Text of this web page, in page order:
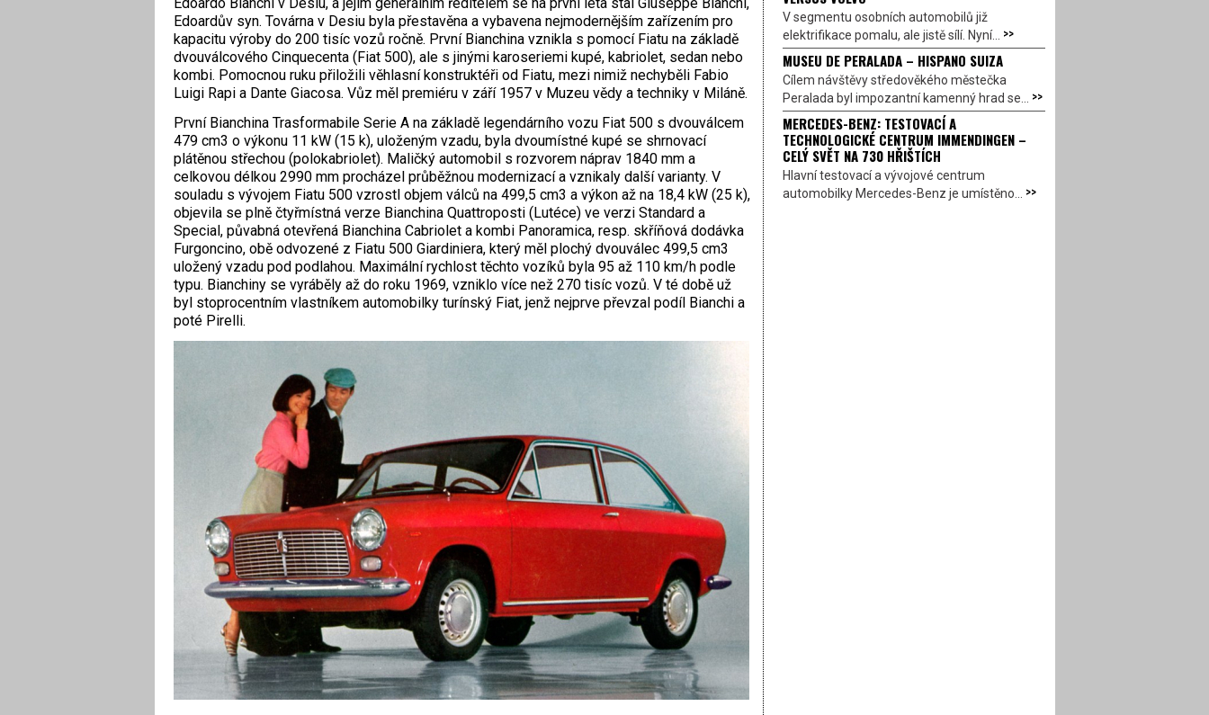
Edoardův syn. Továrna v Desiu byla přestavěna a vybavena nejmodernějším zařízením pro
kapacitu výroby do 200 tisíc vozů ročně. První Bianchina vznikla s pomocí Fia­tu na základě
dvouválcového Cinquecenta (Fiat 500), ale s jinými karoseriemi kupé, kabriolet, sedan nebo
kombi. Pomocnou ruku přiložili věhlasní konstruktéři od Fiatu, mezi nimiž nechyběli Fabio
Luigi Rapi a Dante Giacosa. Vůz měl premiéru v září 1957 v Muzeu vědy a techniky v Miláně.
První Bianchina Trasformabile Serie A na základě legendárního vozu Fiat 500 s dvouválcem
479 cm3 o výkonu 11 kW (15 k), uloženým vzadu, byla dvoumístné kupé se shrnovací
plátěnou střechou (polokabriolet). Maličký automobil s rozvorem náprav 1840 mm a
celkovou délkou 2990 mm procházel průběžnou modernizací a vznikaly další varianty. V
souladu s vývojem Fiatu 500 vzrostl objem válců na 499,5 cm3 a výkon až na 18,4 kW (25 k),
objevila se plně čtyřmístná verze Bianchina Quattroposti (Lutéce) ve verzi Standard a
Special, půvabná otevřená Bianchina Cabriolet a kombi Panoramica, resp. skříňová dodávka
Furgoncino, obě odvozené z Fiatu 500 Giardiniera, který měl plochý dvouválec 499,5 cm3
uložený vzadu pod podlahou. Maximální rychlost těchto vozíků byla 95 až 110 km/h podle
typu. Bianchiny se vyráběly až do roku 1969, vzniklo více než 270 tisíc vozů. V té době už
byl stoprocentním vlastníkem automobilky turínský Fiat, jenž nejprve převzal podíl Bianchi a
poté Pirelli.
V segmentu osobních automobilů již
elektrifikace pomalu, ale jistě sílí. Nyní... >>
MUSEU DE PERALADA – HISPANO SUIZA
Cílem návštěvy středověkého městečka
Peralada byl impozantní kamenný hrad se... >>
MERCEDES-BENZ: TESTOVACÍ A
TECHNOLOGICKÉ CENTRUM IMMENDINGEN –
CELÝ SVĚT NA 730 HŘIŠTÍCH
Hlavní testovací a vývojové centrum
automobilky Mercedes-Benz je umístěno... >>